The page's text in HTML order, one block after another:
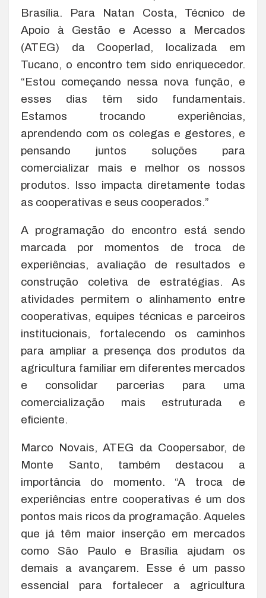
Brasília. Para Natan Costa, Técnico de
Apoio à Gestão e Acesso a Mercados
(ATEG) da Cooperlad, localizada em
Tucano, o encontro tem sido enriquecedor.
“Estou começando nessa nova função, e
esses dias têm sido fundamentais.
Estamos trocando experiências,
aprendendo com os colegas e gestores, e
pensando juntos soluções para
comercializar mais e melhor os nossos
produtos. Isso impacta diretamente todas
as cooperativas e seus cooperados.”
A programação do encontro está sendo
marcada por momentos de troca de
experiências, avaliação de resultados e
construção coletiva de estratégias. As
atividades permitem o alinhamento entre
cooperativas, equipes técnicas e parceiros
institucionais, fortalecendo os caminhos
para ampliar a presença dos produtos da
agricultura familiar em diferentes mercados
e consolidar parcerias para uma
comercialização mais estruturada e
eficiente.
Marco Novais, ATEG da Coopersabor, de
Monte Santo, também destacou a
importância do momento. “A troca de
experiências entre cooperativas é um dos
pontos mais ricos da programação. Aqueles
que já têm maior inserção em mercados
como São Paulo e Brasília ajudam os
demais a avançarem. Esse é um passo
essencial para fortalecer a agricultura